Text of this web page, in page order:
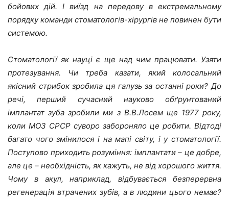
бойових дій. І виїзд на передову в екстремальному
порядку команди стоматологів-хірургів не повинен бути
системою.
Стоматології як науці є ще над чим працювати. Узяти
протезування. Чи треба казати, який колосальний
якісний стрибок зробила ця галузь за останні роки? До
речі, перший сучасний науково обґрунтований
імплантат зуба зробили ми з В.В.Лосем ще 1977 року,
коли МОЗ СРСР суворо забороняло це робити. Відтоді
багато чого змінилося і на мапі світу, і у стоматології.
Поступово приходить розуміння: імплантати – це добре,
але це – необхідність, як кажуть, не від хорошого життя.
Чому в акул, наприклад, відбувається безперервна
регенерація втрачених зубів, а в людини цього немає?